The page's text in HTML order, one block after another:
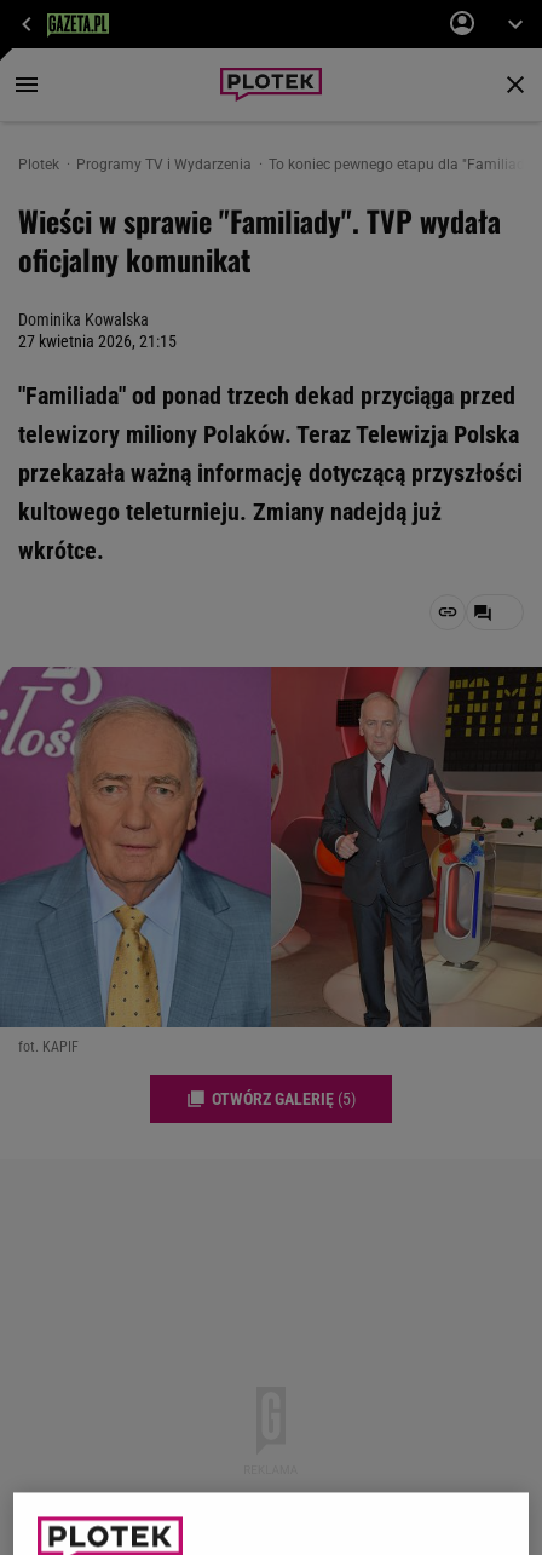
Plotek Programy TV i Wydarzenia To koniec pewnego etapu dla
Wieści w sprawie "Familiady". TVP wydała
oficjalny komunikat
Dominika Kowalska
27 kwietnia 2026, 21:15
"Familiada" od ponad trzech dekad przyciąga przed
telewizory miliony Polaków. Teraz Telewizja Polska
przekazała ważną informację dotyczącą przyszłości
kultowego teleturnieju. Zmiany nadejdą już
wkrótce.
fot. KAPIF
OTWÓRZ GALERIĘ (5)